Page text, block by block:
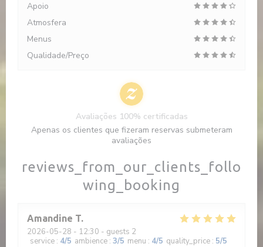
reviews_from_our_clients_follo
wing_booking
Amandine T
2026-05-28 - 12:30 - guests 2
service : 4/5 ambience : 3/5 menu : 4/5 quality_price : 5/5
Apoio
Atmosfera
Menus
Qualidade/Preço
Avaliações 100% certificadas
Apenas os clientes que fizeram reservas submeteram
avaliações